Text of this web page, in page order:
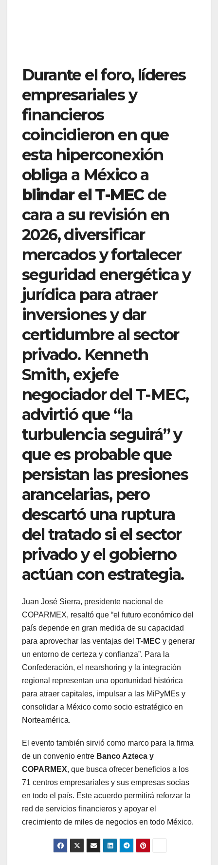
Durante el foro, líderes
empresariales y
financieros
coincidieron en que
esta hiperconexión
obliga a México a
blindar el T-MECde
cara a su revisión en
2026, diversificar
mercados y fortalecer
seguridad energética y
jurídica para atraer
inversiones y dar
certidumbre al sector
privado. Kenneth
Smith, exjefe
negociador del T-MEC,
advirtió que “la
turbulencia seguirá” y
que es probable que
persistan las presiones
arancelarias, pero
descartó una ruptura
del tratado si el sector
privado y el gobierno
actúan con estrategia.
Juan José Sierra, presidente nacional de
COPARMEX, resaltó que “el futuro económico del
país depende en gran medida de su capacidad
para aprovechar las ventajas del T-MEC y generar
un entorno de certeza y confianza”. Para la
Confederación, el nearshoring y la integración
regional representan una oportunidad histórica
para atraer capitales, impulsar a las MiPyMEs y
consolidar a México como socio estratégico en
Norteamérica.
El evento también sirvió como marco para la firma
de un convenio entre Banco Azteca y
COPARMEX, que busca ofrecer beneficios a los
71 centros empresariales y sus empresas socias
en todo el país. Este acuerdo permitirá reforzar la
red de servicios financieros y apoyar el
crecimiento de miles de negocios en todo México.